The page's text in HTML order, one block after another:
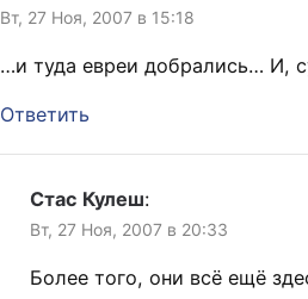
Вт, 27 Ноя, 2007 в 15:18
…и туда евреи добрались… И,
Ответить
Стас Кулеш:
Вт, 27 Ноя, 2007 в 20:33
Более того, они всё ещё